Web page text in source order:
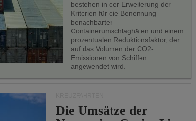
bestehen in der Erweiterung der
Kriterien für die Benennung
benachbarter
Containerumschlaghäfen und einem
prozentualen Reduktionsfaktor, der
auf das Volumen der CO2-
Emissionen von Schiffen
angewendet wird.
Die Umsätze der